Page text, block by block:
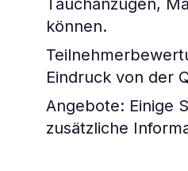
können.
Eindruck von der
Angebote: Einige
zusätzliche